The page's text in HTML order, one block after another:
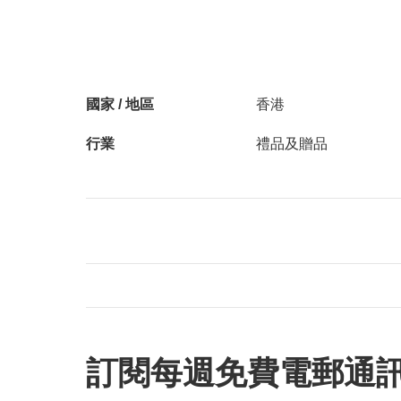
國家 / 地區 香港
行業 禮品及贈品
訂閱每週免費電郵通